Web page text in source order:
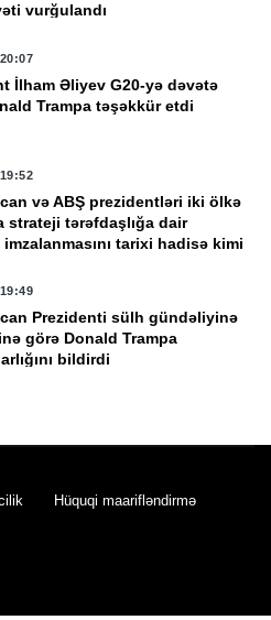
vurğulandı
İlham Əliyev G20-yə dəvətə
Trampa təşəkkür etdi
və ABŞ prezidentləri iki ölkə
strateji tərəfdaşlığa dair
tarixi hadisə kimi
Prezidenti sülh gündəliyinə
görə Donald Trampa
bildirdi
və ABŞ prezidentləri
Hüquqi maarifləndirmə